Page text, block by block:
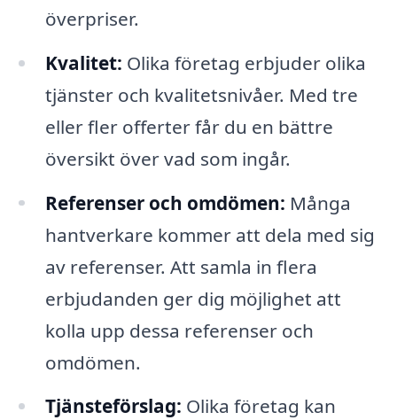
överpriser.
Kvalitet: Olika företag erbjuder olika
tjänster och kvalitetsnivåer. Med tre
eller fler offerter får du en bättre
översikt över vad som ingår.
Referenser och omdömen: Många
hantverkare kommer att dela med sig
av referenser. Att samla in flera
erbjudanden ger dig möjlighet att
kolla upp dessa referenser och
omdömen.
Tjänsteförslag: Olika företag kan